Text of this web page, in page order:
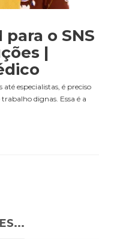
o SNS
|
especialistas, é preciso
dignas. Essa é a